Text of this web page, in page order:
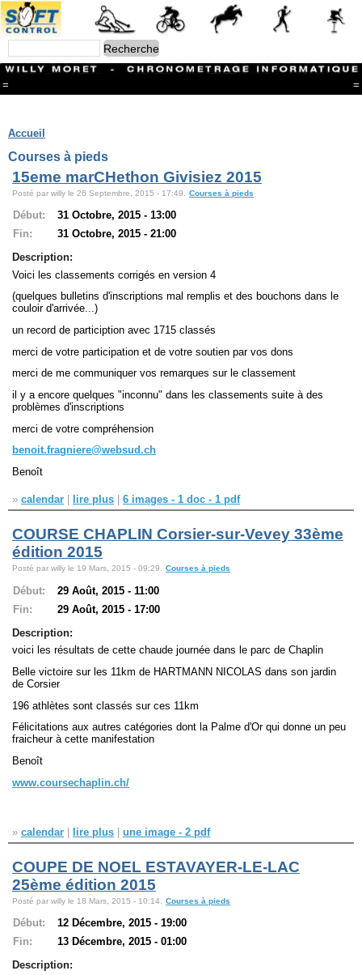
= =
Branches
CONTACT
Ski ALPIN
Triathlon
Ski Nordique
VTT
Athlétisme
Slalom In-Line
Caisse à savon
Coupe "Journal La Gruyère"
Hippisme
Navigation
site map
messages récents
Nom d'utilisateur:
Demander un nouveau mot de passe
Accueil
Courses à pieds
15eme marCHethon Givisiez 2015
Posté par willy le 26 Septembre, 2015 - 17:49. Courses à pieds
Début:
31 Octobre, 2015 - 13:00
Fin:
31 Octobre, 2015 - 21:00
Description:
Voici les classements corrigés en version 4
(quelques bulletins d'inscriptions mal remplis et des bouchons dans le
couloir d'arrivée...)
un record de particiption avec 1715 classés
merci de votre participation et de votre soutien par vos dons
merci de me communiquer vos remarques sur le classement
il y a encore quelques "inconnu" dans les classements suite à des
problèmes d'inscriptions
merci de votre compréhension
benoit.fragniere@websud.ch
Benoît
» calendar lire plus 6 images - 1 doc - 1 pdf
COURSE CHAPLIN Corsier-sur-Vevey 33ème
édition 2015
Posté par willy le 19 Mars, 2015 - 09:29. Courses à pieds
Début:
29 Août, 2015 - 11:00
Fin:
29 Août, 2015 - 17:00
Description:
voici les résultats de cette chaude journée dans le parc de Chaplin
Belle victoire sur les 11km de HARTMANN NICOLAS dans son jardin
de Corsier
196 athlètes sont classés sur ces 11km
Félicitations aux autres catégories dont la Palme d'Or qui donne un peu
fraicheur à cette manifestation
Benoît
www.coursechaplin.ch/
» calendar | lire plus | une image - 2 pdf
COUPE DE NOEL ESTAVAYER-LE-LAC
25ème édition 2015
Posté par willy le 18 Mars, 2015 - 10:14. Courses à pieds
Début:
12 Décembre, 2015 - 19:00
Fin:
13 Décembre, 2015 - 01:00
Description: